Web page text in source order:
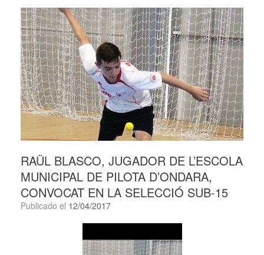
RAÜL BLASCO, JUGADOR DE L’ESCOLA
MUNICIPAL DE PILOTA D’ONDARA,
CONVOCAT EN LA SELECCIÓ SUB-15
Publicado el 12/04/2017